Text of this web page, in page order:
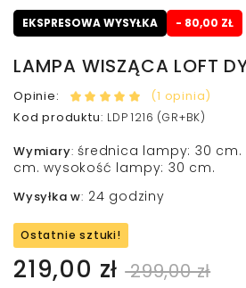
EKSPRESOWA WYSYŁKA - 80,00 ZŁ
LAMPA WISZĄCA LOFT
Opinie:
(1 opinia)
Kod produktu: LDP 1216 (GR+BK)
Wymiary: średnica lampy: 30 cm.
cm. wysokość lampy: 30 cm.
Wysyłka w: 24 godziny
Ostatnie sztuki!
219,00 zł 299,00 zł